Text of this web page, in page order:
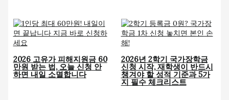
2026 고유가 피해지원금 60
만원 받는 법, 오늘 신청 안
하면 내일 소멸합니다
2026년 2학기 국가장학금
신청 시작, 재학생이 반드시
챙겨야 할 성적 기준과 5가
지 필수 체크리스트